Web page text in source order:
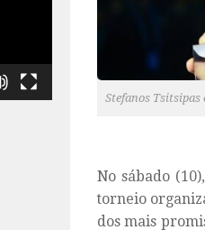
Stefanos
No sábado
torneio
dos mais